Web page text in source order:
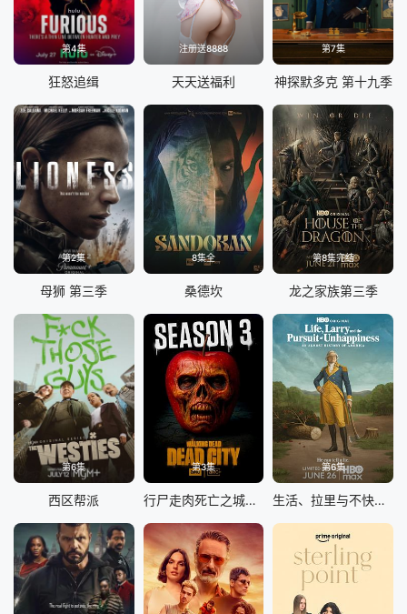
第4集
狂怒追缉
注册送8888
天天送福利
第7集
神探默多克 第十九季
第2集
母狮 第三季
8集全
桑德坎
第8集完结
龙之家族第三季
第6集
西区帮派
第3集
行尸走肉死亡之城第三季
第6集
生活、拉里与不快乐的追求：一部美国史